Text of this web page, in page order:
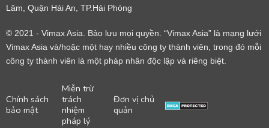
Lâm, Quận Hải An, TP.Hải Phòng
© 2021 - Vimax Asia. Bảo lưu mọi quyền. “Vimax Asia” là mạng lưới
Vimax Asia và/hoặc một hay nhiều công ty thành viên, trong đó mỗi
công ty thành viên là một pháp nhân độc lập và riêng biệt.
Chính sách
bảo mật
Miễn trừ
trách
nhiệm
pháp lý
Đơn vị chủ
quản